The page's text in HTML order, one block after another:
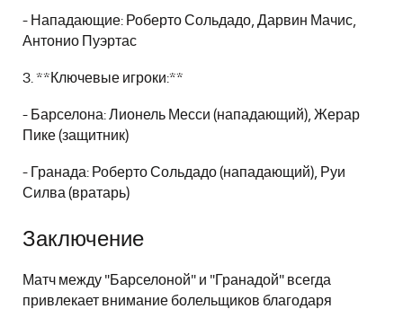
- Нападающие: Роберто Сольдадо, Дарвин Мачис,
Антонио Пуэртас
3. **Ключевые игроки:**
- Барселона: Лионель Месси (нападающий), Жерар
Пике (защитник)
- Гранада: Роберто Сольдадо (нападающий), Руи
Силва (вратарь)
Заключение
Матч между "Барселоной" и "Гранадой" всегда
привлекает внимание болельщиков благодаря